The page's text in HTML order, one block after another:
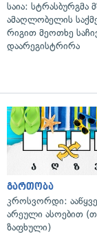
საია: სტრასბურგმა
ამაღლობელის
რიგით მეოთხე
დაარეგისტრირა
გართობა
კროსვორდი: ააწყვე
არეული ასოებით
ზაფხული)